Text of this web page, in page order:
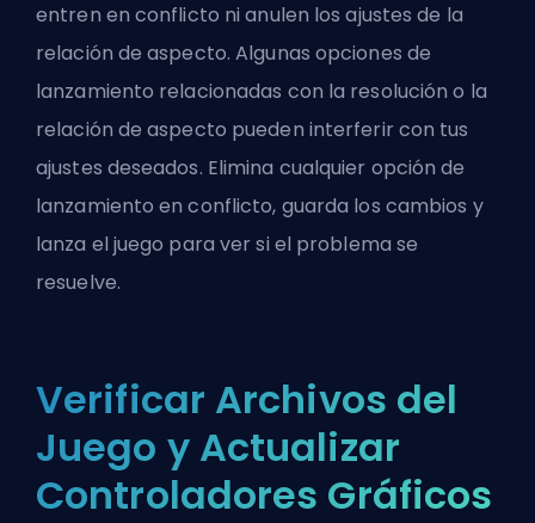
entren en conflicto ni anulen los ajustes de la
relación de aspecto. Algunas opciones de
lanzamiento relacionadas con la resolución o la
relación de aspecto pueden interferir con tus
ajustes deseados. Elimina cualquier opción de
lanzamiento en conflicto, guarda los cambios y
lanza el juego para ver si el problema se
resuelve.
Verificar Archivos del
Juego y Actualizar
Controladores Gráficos